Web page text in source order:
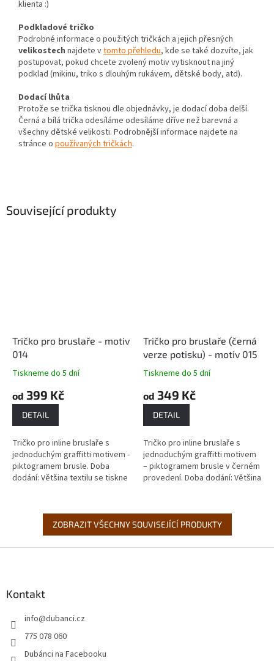
klienta :)
Podkladové tričko
Podrobné informace o použitých tričkách a jejich přesných
velikostech najdete vtomto přehledu, kde se také dozvíte, jak
postupovat, pokud chcete zvolený motiv vytisknout na jiný
podklad (mikinu, triko s dlouhým rukávem, dětské body, atd).
Dodací lhůta
Protože se trička tisknou dle objednávky, je dodací doba delší.
Černá a bílá trička odesíláme odesíláme dříve než barevná a
všechny dětské velikosti. Podrobnější informace najdete na
stránce o používaných tričkách.
Související produkty
Tričko pro bruslaře - motiv
014
Tiskneme do 5 dní
od 399 Kč
DETAIL
Tričko pro inline bruslaře s
jednoduchým graffitti motivem -
piktogramem brusle. Doba
dodání: Většina textilu se tiskne
Tričko pro bruslaře (černá
verze potisku) - motiv 015
Tiskneme do 5 dní
od 349 Kč
DETAIL
Tričko pro inline bruslaře s
jednoduchým graffitti motivem
– piktogramem brusle v černém
provedení. Doba dodání: Většina
ZOBRAZIT VŠECHNY SOUVISEJÍCÍ PRODUKTY
Kontakt
info@dubanci.cz
775 078 060
Dubánci na Facebooku